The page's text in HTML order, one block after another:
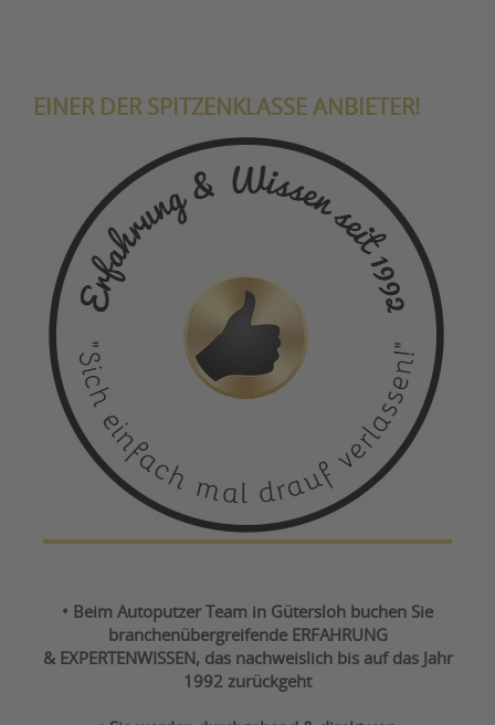
EINER DER SPITZENKLASSE ANBIETER!
• Beim Autoputzer Team in Gütersloh buchen Sie
branchenübergreifende ERFAHRUNG
& EXPERTENWISSEN, das nachweislich bis auf das Jahr
1992 zurückgeht